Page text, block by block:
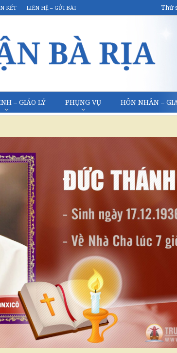
KẾT LIÊN HỆ – GỬI BÀI Thứ
– GIÁO LÝ PHỤNG VỤ HÔN NHÂN –